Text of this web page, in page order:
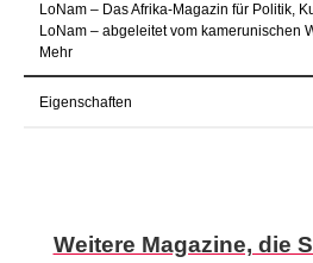
LoNam – Das Afrika-Magazin für Politik,
LoNam – abgeleitet vom kamerunischen
Mehr
Eigenschaften
Produktgalerie überspringen
Weitere Magazine, die